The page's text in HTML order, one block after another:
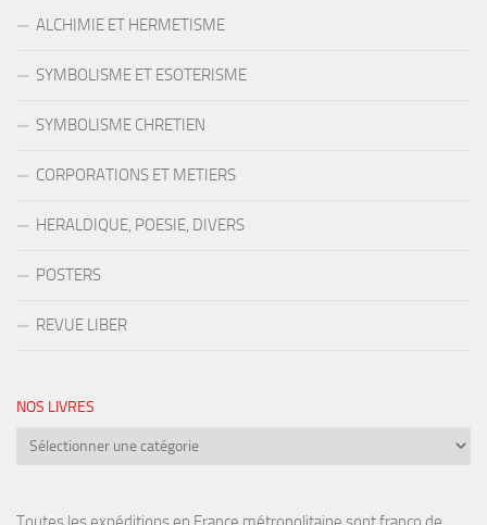
ALCHIMIE ET HERMETISME
SYMBOLISME ET ESOTERISME
SYMBOLISME CHRETIEN
CORPORATIONS ET METIERS
HERALDIQUE, POESIE, DIVERS
POSTERS
REVUE LIBER
NOS LIVRES
Nos